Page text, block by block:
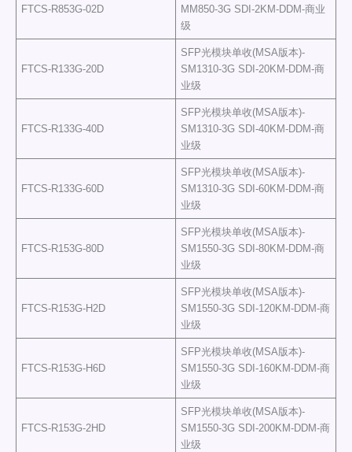
FTCS-R853G-02D
MM850-3G SDI-2KM-DDM-商业
级
FTCS-R133G-20D
SFP光模块单收(MSA版本)-
SM1310-3G SDI-20KM-DDM-商
业级
FTCS-R133G-40D
SFP光模块单收(MSA版本)-
SM1310-3G SDI-40KM-DDM-商
业级
FTCS-R133G-60D
SFP光模块单收(MSA版本)-
SM1310-3G SDI-60KM-DDM-商
业级
FTCS-R153G-80D
SFP光模块单收(MSA版本)-
SM1550-3G SDI-80KM-DDM-商
业级
FTCS-R153G-H2D
SFP光模块单收(MSA版本)-
SM1550-3G SDI-120KM-DDM-商
业级
FTCS-R153G-H6D
SFP光模块单收(MSA版本)-
SM1550-3G SDI-160KM-DDM-商
业级
FTCS-R153G-2HD
SFP光模块单收(MSA版本)-
SM1550-3G SDI-200KM-DDM-商
业级